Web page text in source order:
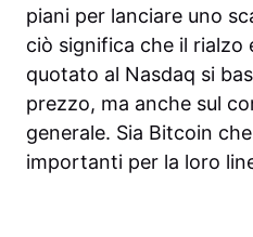
piani per lanciare uno
ciò significa che il rialzo
quotato al Nasdaq si
prezzo, ma anche sul
generale. Sia Bitcoin
importanti per la loro